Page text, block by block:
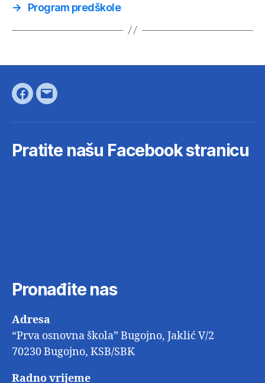
→
Program predškole
Facebook
E-
Pratite našu Facebook stranicu
Pronađite nas
Adresa
“Prva osnovna škola” Bugojno, Jaklić V/2
70230 Bugojno, KSB/SBK
Radno vrijeme